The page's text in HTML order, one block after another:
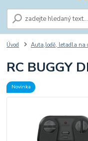
Úvod Auta,lodě, letadla na
RC BUGGY
Novinka